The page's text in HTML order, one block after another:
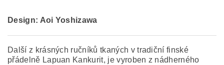
Design: Aoi Yoshizawa
Další z krásných ručníků tkaných v tradiční finské
přádelně Lapuan Kankurit, je vyroben z nádherného